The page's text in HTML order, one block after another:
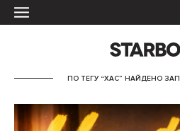
ПО ТЕГУ “XAC” НАЙДЕНО